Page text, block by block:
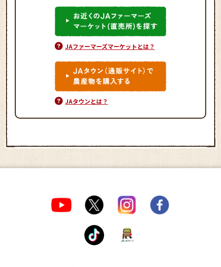
JAファーマーズマーケットとは？
JAタウンとは？